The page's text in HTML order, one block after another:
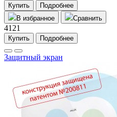
Купить
Подробнее
В избранное
Сравнить
4121
Купить Подробнее
Защитный экран